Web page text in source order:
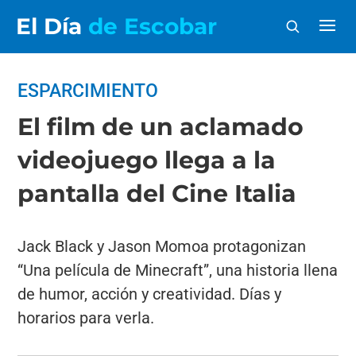
El Día de Escobar
ESPARCIMIENTO
El film de un aclamado
videojuego llega a la
pantalla del Cine Italia
Jack Black y Jason Momoa protagonizan
“Una película de Minecraft”, una historia llena
de humor, acción y creatividad. Días y
horarios para verla.